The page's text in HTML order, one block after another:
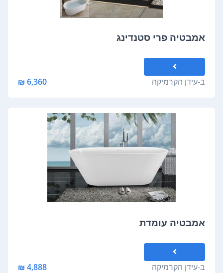
אמבטיה פרי סטנדינג
ב-עידן הקרמיקה 6,360 ₪
אמבטיה עומדת
ב-עידן הקרמיקה 4,888 ₪